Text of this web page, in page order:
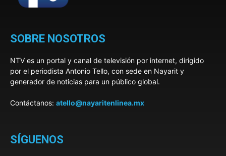
SOBRE NOSOTROS
NTV es un portal y canal de televisión por internet, dirigido
por el periodista Antonio Tello, con sede en Nayarit y
generador de noticias para un público global.
Contáctanos: atello@nayaritenlinea.mx
SÍGUENOS